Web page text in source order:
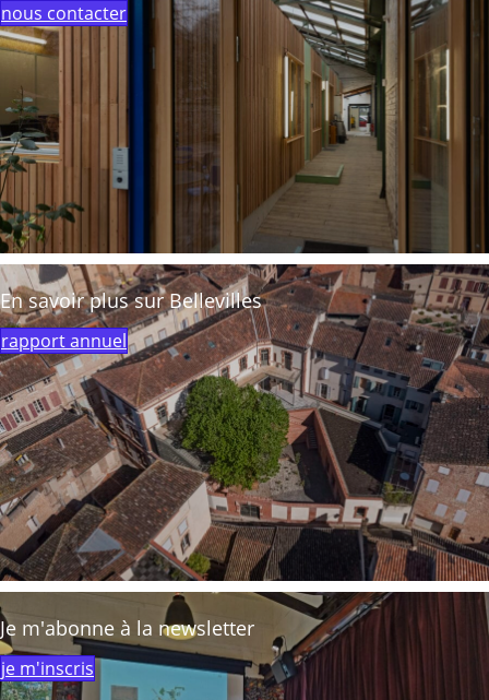
nous contacter
En savoir plus sur Bellevilles
rapport annuel
Je m'abonne à la newsletter
je m'inscris